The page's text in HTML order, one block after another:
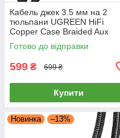
Кабель джек 3.5 мм на 2
тюльпани UGREEN HiFi
Copper Case Braided Aux
Cable Jack 3.5mm to 2 RCA 2
метри (чорний)
Готово до відправки
599 ₴ 699 ₴
Купити
Новинка –13%